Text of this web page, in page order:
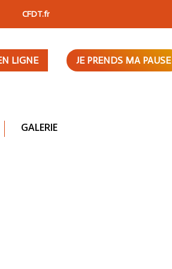
CFDT.fr
LIGNE JE PRENDS MA PAUSE
GALERIE